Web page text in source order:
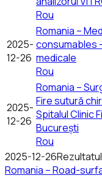
Rou
2025-
12-26
Romania –
consumables
medicale
Rou
2025-
12-26
Romania –
Fire sutură
Spitalul Clinic
București
Rou
2025-12-26
Romania – Road-